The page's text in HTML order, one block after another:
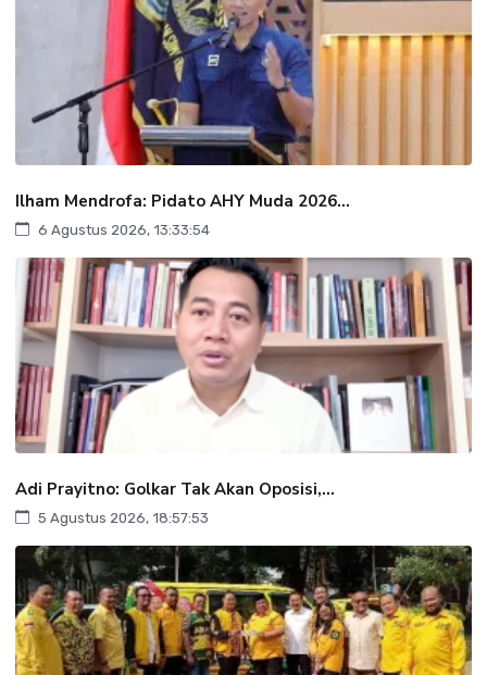
Ilham Mendrofa: Pidato AHY Muda 2026...
6 Agustus 2026, 13:33:54
Adi Prayitno: Golkar Tak Akan Oposisi,...
5 Agustus 2026, 18:57:53